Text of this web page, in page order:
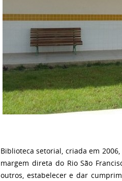
Biblioteca setorial, criada em
margem direta do Rio São
outros, estabelecer e dar